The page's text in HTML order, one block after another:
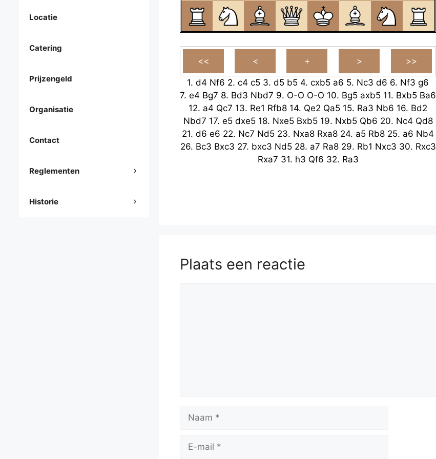
1. d4 Nf6 2. c4 c5 3. d5 b5 4. cxb5 a6 5. Nc3 d6 6. Nf3 g6
7. e4 Bg7 8. Bd3 Nbd7 9. O-O O-O 10. Bg5 axb5 11. Bxb5 Ba6
12. a4 Qc7 13. Re1 Rfb8 14. Qe2 Qa5 15. Ra3 Nb6 16. Bd2
Nbd7 17. e5 dxe5 18. Nxe5 Bxb5 19. Nxb5 Qb6 20. Nc4 Qd8
21. d6 e6 22. Nc7 Nd5 23. Nxa8 Rxa8 24. a5 Rb8 25. a6 Nb4
26. Bc3 Bxc3 27. bxc3 Nd5 28. a7 Ra8 29. Rb1 Nxc3 30. Rxc3
Rxa7 31. h3 Qf6 32. Ra3
Plaats een reactie
mail
Locatie
Catering
Prijzengeld
Organisatie
Contact
Reglementen
Historie